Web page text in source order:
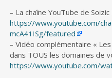
– La chaîne YouTube de Soizic
https://www.youtube.com/
mcA41ISg/featured
– Vidéo complémentaire «
dans TOUS les domaines de
https://www.youtube.com/